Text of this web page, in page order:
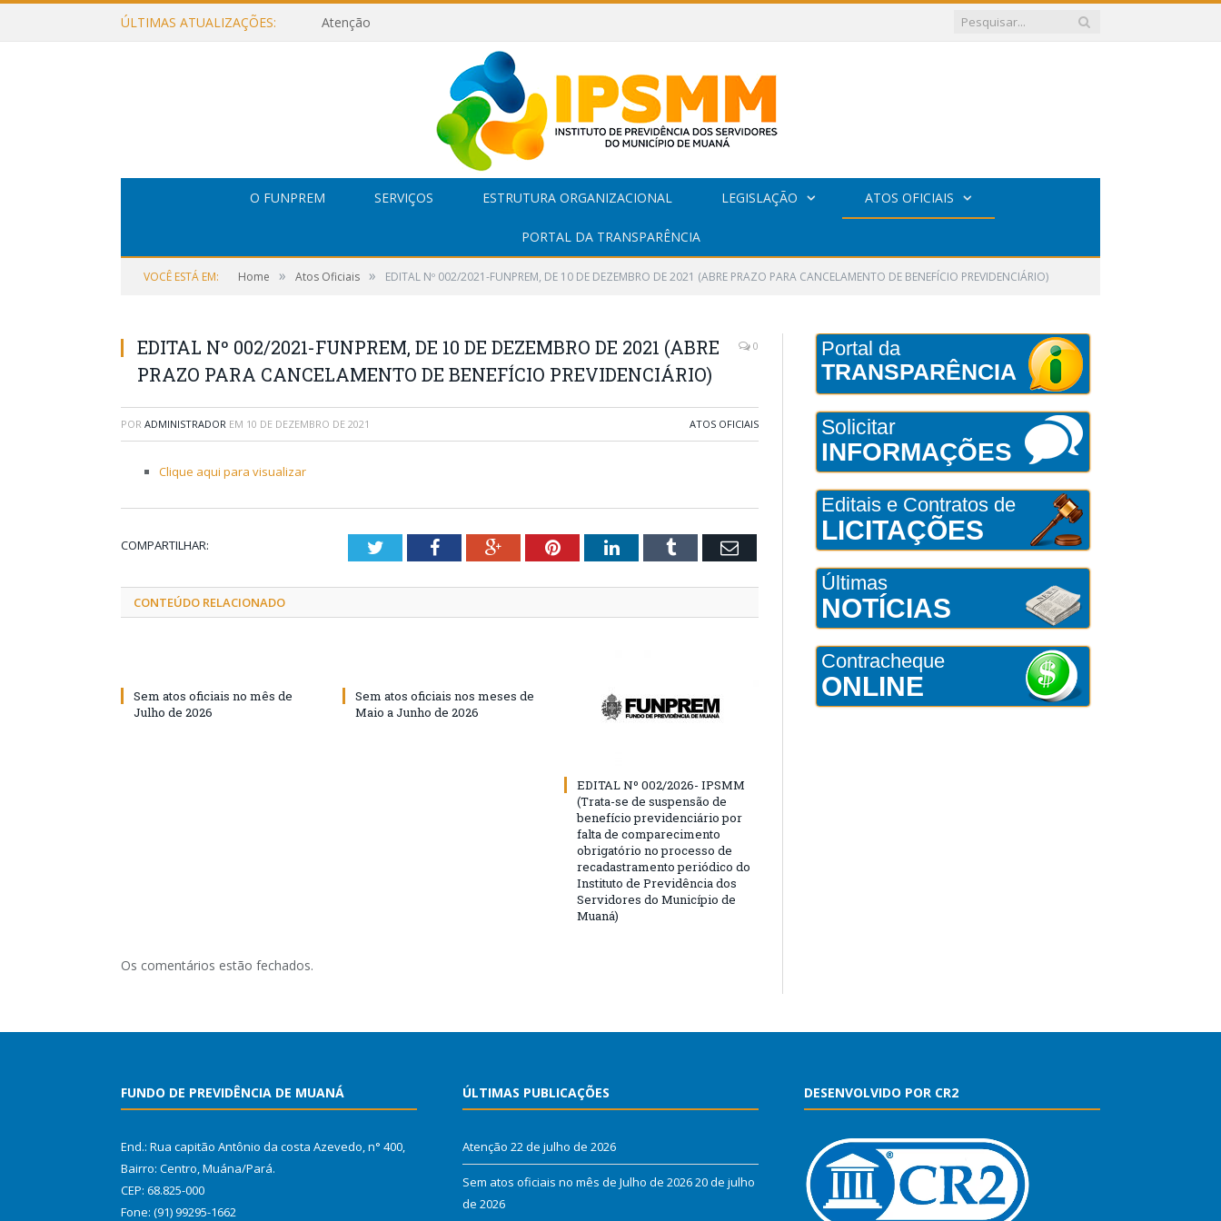
ÚLTIMAS ATUALIZAÇÕES: Atenção
O FUNPREM SERVIÇOS ESTRUTURA ORGANIZACIONAL LEGISLAÇÃO ATOS OFICIAIS
PORTAL DA TRANSPARÊNCIA
VOCÊ ESTÁ EM: Home » Atos Oficiais » EDITAL Nº 002/2021-FUNPREM, DE 10 DE DEZEMBRO DE 2021 (ABRE PRAZO PARA CANCELAMENTO DE BENEFÍCIO PREVIDENCIÁRIO)
EDITAL Nº 002/2021-FUNPREM, DE 10 DE DEZEMBRO DE 2021 (ABRE
PRAZO PARA CANCELAMENTO DE BENEFÍCIO PREVIDENCIÁRIO)
0
POR ADMINISTRADOR EM 10 DE DEZEMBRO DE 2021 ATOS OFICIAIS
Clique aqui para visualizar
COMPARTILHAR: TwitterFacebookGoogle+PinterestLinkedInTumblr Email
CONTEÚDO RELACIONADO
Sem atos oficiais no mês de
Julho de 2026
Sem atos oficiais nos meses de
Maio a Junho de 2026
EDITAL Nº 002/2026- IPSMM
(Trata-se de suspensão de
benefício previdenciário por
falta de comparecimento
obrigatório no processo de
recadastramento periódico do
Instituto de Previdência dos
Servidores do Município de
Muaná)
Os comentários estão fechados.
Portal da
TRANSPARÊNCIA
Solicitar
INFORMAÇÕES
Editais e Contratos de
LICITAÇÕES
Últimas
NOTÍCIAS
Contracheque
ONLINE
FUNDO DE PREVIDÊNCIA DE MUANÁ
End.: Rua capitão Antônio da costa Azevedo, n° 400,
Bairro: Centro, Muána/Pará.
CEP: 68.825-000
Fone: (91) 99295-1662
ÚLTIMAS PUBLICAÇÕES
Atenção 22 de julho de 2026
Sem atos oficiais no mês de Julho de 202620 de julho
de 2026
DESENVOLVIDO POR CR2